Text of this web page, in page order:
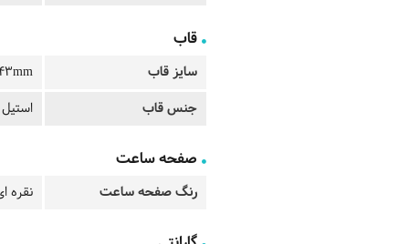
قاب
سایز قاب
جنس قاب
استیل
صفحه ساعت
رنگ صفحه ساعت نقره